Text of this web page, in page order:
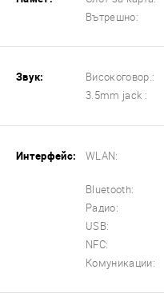
Вътрешно:
Звук: Високоговор.:
3.5mm jack :
Интерфейс: WLAN:
Bluetooth:
Радио:
USB:
NFC:
Комуникации: